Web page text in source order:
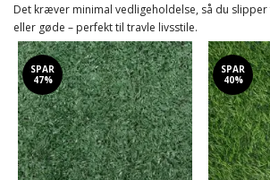
Det kræver minimal vedligeholdelse, så du
eller gøde – perfekt til travle livsstile.
SPAR
47%
SPAR
40%